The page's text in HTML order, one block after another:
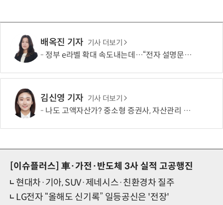
배옥진 기자 기사 더보기
정부 e라벨 확대 속도내는데…“전자 설명문, 종이보다 불편”
김신영 기자 기사 더보기
나도 고액자산가? 중소형 증권사, 자산관리 문턱 낮췄다
[이슈플러스] 車·가전·반도체 3사 실적 고공행진
현대차·기아, SUV·제네시스·친환경차 질주
LG전자 “올해도 신기록” 일등공신은 '전장'